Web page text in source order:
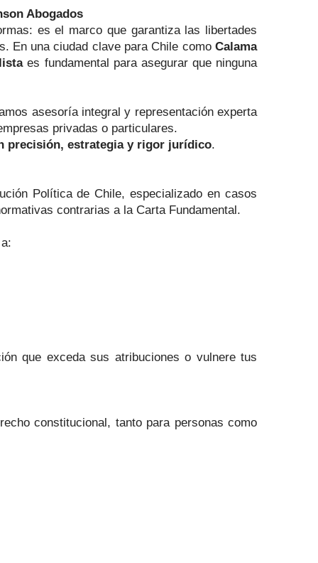
Abogados
es el marco que garantiza las libertades
En una ciudad clave para Chile como Calama
es fundamental para asegurar que ninguna
asesoría integral y representación experta
privadas o particulares.
precisión, estrategia y rigor jurídico.
Política de Chile, especializado en casos
contrarias a la Carta Fundamental.
que exceda sus atribuciones o vulnere tus
constitucional, tanto para personas como